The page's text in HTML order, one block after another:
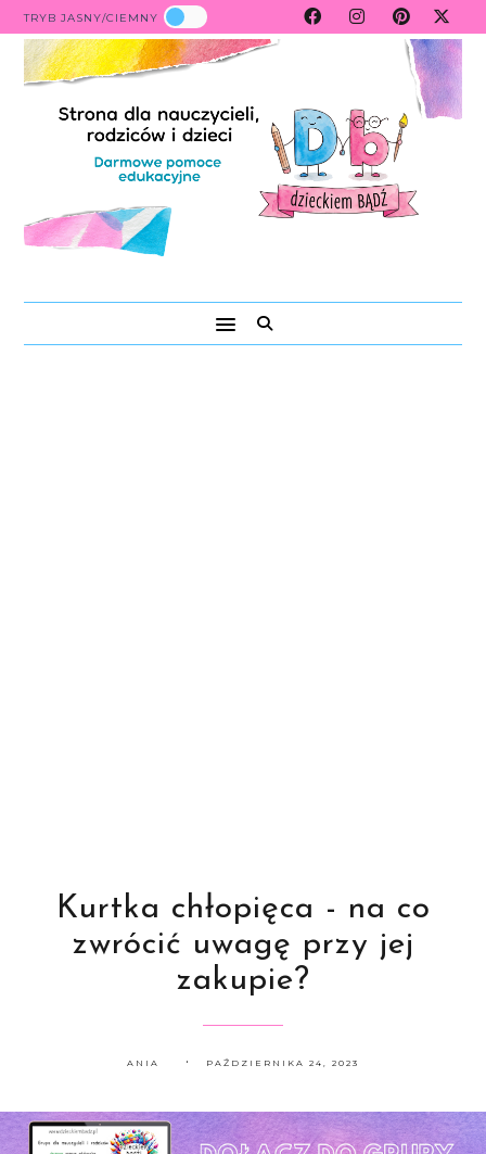
TRYB JASNY/CIEMNY
Kurtka chłopięca - na co
zwrócić uwagę przy jej
zakupie?
ANIA PAŹDZIERNIKA 24, 2023